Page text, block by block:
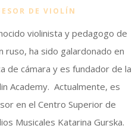
DE VIOLÍN
violinista y pedagogo de
ruso, ha sido galardonado en
de cámara y es fundador de la
Academy. Actualmente, es
en el Centro Superior de
Musicales Katarina Gurska.